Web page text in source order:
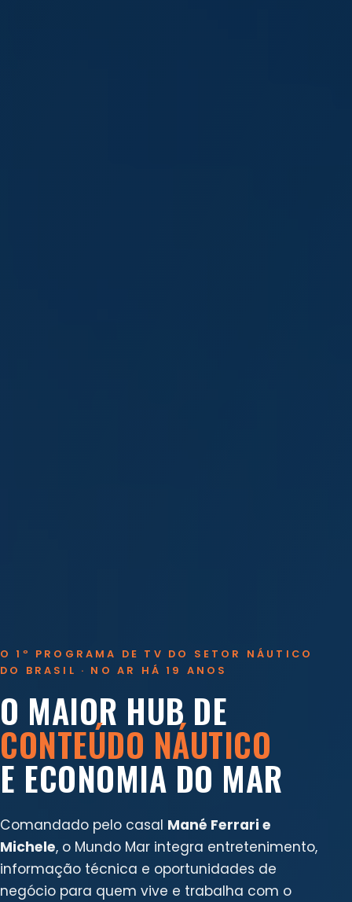
O 1º PROGRAMA DE TV DO SETOR NÁUTICO
DO BRASIL · NO AR HÁ 19 ANOS
O MAIOR HUB DE
CONTEÚDO NÁUTICO
E ECONOMIA DO MAR
Comandado pelo casal Mané Ferrari e
Michele, o Mundo Mar integra entretenimento,
informação técnica e oportunidades de
negócio para quem vive e trabalha com o